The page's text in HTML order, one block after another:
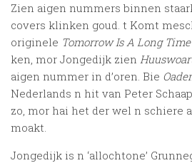
Zien aigen nummers binnen
covers klinken goud. t Komt
originele Tomorrow Is A Long Time
ken, mor Jongedijk zien
aigen nummer in d’oren. Bie
Nederlands n hit van Peter
zo, mor hai het der wel n schiere
moakt.
Jongedijk is n ‘allochtone’